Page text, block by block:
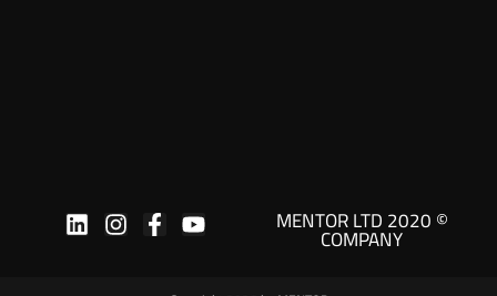
© 2020 MENTOR LTD
COMPANY